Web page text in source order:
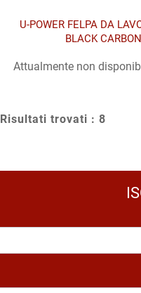
U-POWER FELPA DA
BLACK CARBON
Attualmente non
Risultati trovati : 8